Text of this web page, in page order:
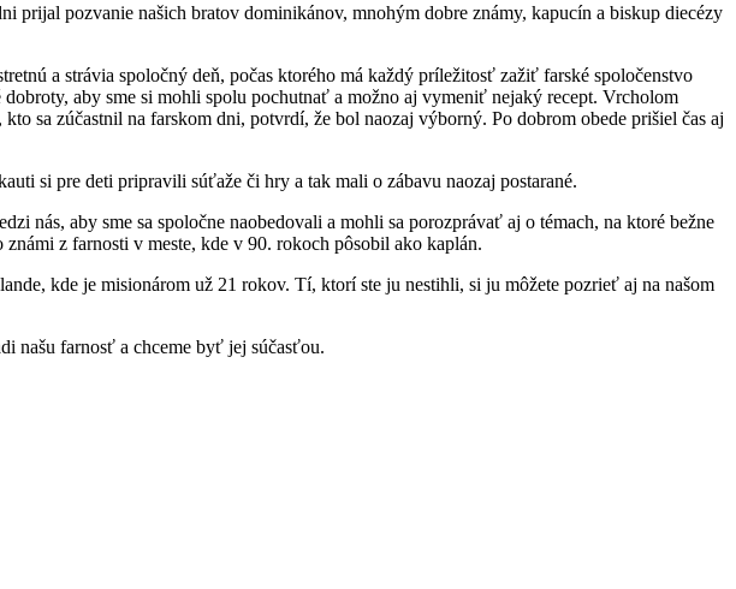
prijal pozvanie našich bratov dominikánov, mnohým dobre známy, kapucín a biskup diecézy
a strávia spoločný deň, počas ktorého má každý príležitosť zažiť farské spoločenstvo
aby sme si mohli spolu pochutnať a možno aj vymeniť nejaký recept. Vrcholom
sa zúčastnil na farskom dni, potvrdí, že bol naozaj výborný. Po dobrom obede prišiel čas aj
si pre deti pripravili súťaže či hry a tak mali o zábavu naozaj postarané.
nás, aby sme sa spoločne naobedovali a mohli sa porozprávať aj o témach, na ktoré bežne
z farnosti v meste, kde v 90. rokoch pôsobil ako kaplán.
kde je misionárom už 21 rokov. Tí, ktorí ste ju nestihli, si ju môžete pozrieť aj na našom
našu farnosť a chceme byť jej súčasťou.